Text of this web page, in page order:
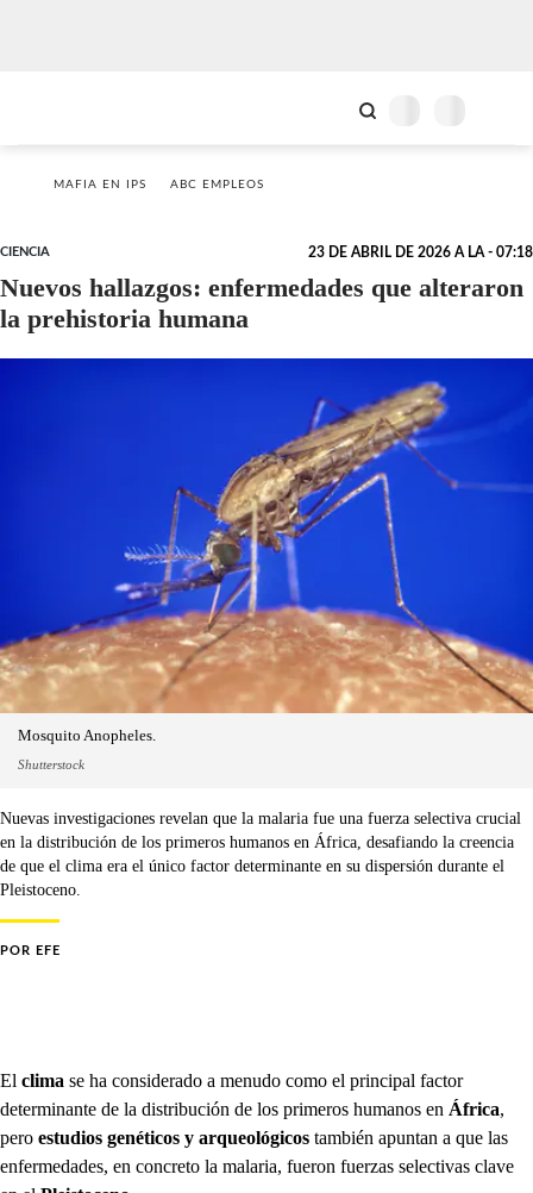
MAFIA EN IPS ABC EMPLEOS
CIENCIA 23 DE ABRIL DE 2026 A LA - 07:18
Nuevos hallazgos: enfermedades que alteraron
la prehistoria humana
Mosquito Anopheles.
Shutterstock
Nuevas investigaciones revelan que la malaria fue una fuerza selectiva crucial
en la distribución de los primeros humanos en África, desafiando la creencia
de que el clima era el único factor determinante en su dispersión durante el
Pleistoceno.
POR EFE
El clima se ha considerado a menudo como el principal factor
determinante de la distribución de los primeros humanos en África,
pero estudios genéticos y arqueológicos también apuntan a que las
enfermedades, en concreto la malaria, fueron fuerzas selectivas clave